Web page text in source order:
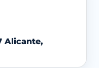
Alicante,